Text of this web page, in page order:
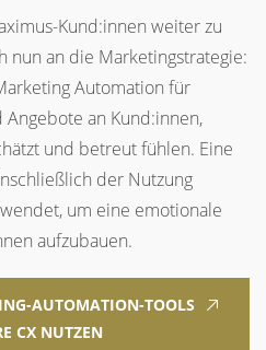
Kund:innen weiter zu
nun an die Marketingstrategie:
Automation für
an Kund:innen,
und betreut fühlen. Eine
der Nutzung
um eine emotionale
aufzubauen.
AUTOMATION-TOOLS
CX NUTZEN